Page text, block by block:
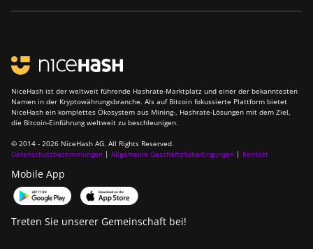
NiceHash ist der weltweit führende Hashrate-Marktplatz und einer der bekanntesten
Namen in der Kryptowährungsbranche. Als auf Bitcoin fokussierte Plattform bietet
NiceHash ein komplettes Ökosystem aus Mining-, Hashrate-Lösungen mit dem Ziel,
die Bitcoin-Einführung weltweit zu beschleunigen.
© 2014 - 2026 NiceHash AG. All Rights Reserved.
Datenschutzbestimmungen | Allgemeine Geschäftsftsbedingungen | Kontakt
Mobile App
Treten Sie unserer Gemeinschaft bei!